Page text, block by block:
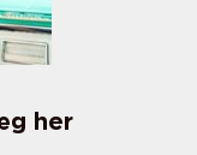
her